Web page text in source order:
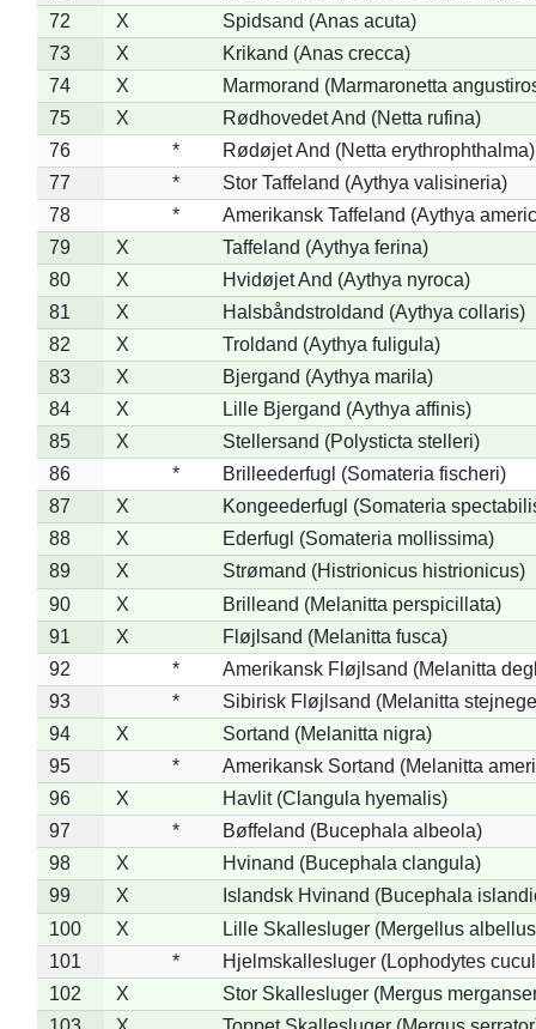
72
X
Spidsand (Anas acuta)
73
X
Krikand (Anas crecca)
74
X
Marmorand (Marmaronetta
75
X
Rødhovedet And (Netta rufina)
76
*
Rødøjet And (Netta erythrophthalma)
77
*
Stor Taffeland (Aythya valisineria)
78
*
Amerikansk Taffeland (Aythya
79
X
Taffeland (Aythya ferina)
80
X
Hvidøjet And (Aythya nyroca)
81
X
Halsbåndstroldand (Aythya collaris)
82
X
Troldand (Aythya fuligula)
83
X
Bjergand (Aythya marila)
84
X
Lille Bjergand (Aythya affinis)
85
X
Stellersand (Polysticta stelleri)
86
*
Brilleederfugl (Somateria fischeri)
87
X
Kongeederfugl (Somateria
88
X
Ederfugl (Somateria mollissima)
89
X
Strømand (Histrionicus histrionicus)
90
X
Brilleand (Melanitta perspicillata)
91
X
Fløjlsand (Melanitta fusca)
92
*
Amerikansk Fløjlsand (Melanitta
93
*
Sibirisk Fløjlsand (Melanitta
94
X
Sortand (Melanitta nigra)
95
*
Amerikansk Sortand (Melanitta
96
X
Havlit (Clangula hyemalis)
97
*
Bøffeland (Bucephala albeola)
98
X
Hvinand (Bucephala clangula)
99
X
Islandsk Hvinand (Bucephala
100
X
Lille Skallesluger (Mergellus
101
*
Hjelmskallesluger (Lophodytes
102
X
Stor Skallesluger (Mergus